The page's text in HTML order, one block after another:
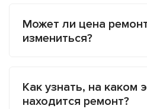
Может ли цена
измениться?
Как узнать, на каком
находится ремонт?